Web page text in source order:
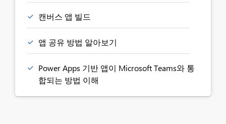
캔버스 앱 빌드
앱 공유 방법 알아보기
Power Apps 기반 앱이 Microsoft Teams와 통
합되는 방법 이해